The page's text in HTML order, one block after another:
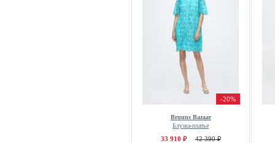
-20%
Bruuns Bazaar
Блузка-платье
33 910 ₽ 42 390 ₽